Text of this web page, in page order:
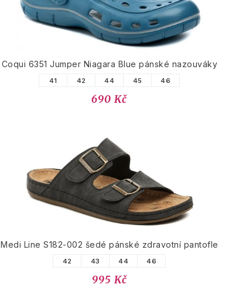
Coqui 6351 Jumper Niagara Blue pánské nazouváky
41 42 44 45 46
690 Kč
Medi Line S182-002 šedé pánské zdravotní pantofle
42 43 44 46
995 Kč